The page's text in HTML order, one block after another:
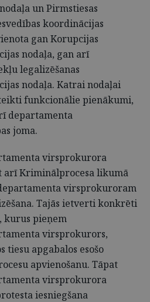
un Pirmstiesas
koordinācijas
gan Korupcijas
nodaļa, gan arī
legalizēšanas
nodaļa. Katrai nodaļai
funkcionālie pienākumi,
departamenta
joma.
virsprokurora
arī Kriminālprocesa likumā
virsprokuroram
Tajās ietverti konkrēti
kurus pieņem
virsprokurors,
tiesu apgabalos esošo
apvienošanu. Tāpat
virsprokurora
iesniegšana